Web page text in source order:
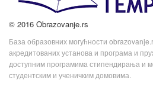
© 2016 Obrazovanje.rs
База образовних могућности
акредитованих установа и програма и
доступним програмима стипендирања и
студентским и ученичким домовима.